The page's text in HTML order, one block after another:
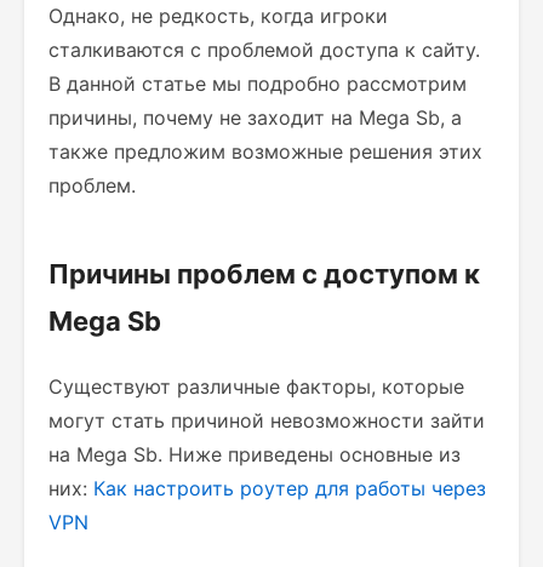
Однако, не редкость, когда игроки
сталкиваются с проблемой доступа к сайту.
В данной статье мы подробно рассмотрим
причины, почему не заходит на Mega Sb, а
также предложим возможные решения этих
проблем.
Причины проблем с доступом к
Mega Sb
Существуют различные факторы, которые
могут стать причиной невозможности зайти
на Mega Sb. Ниже приведены основные из
них: Как настроить роутер для работы через
VPN